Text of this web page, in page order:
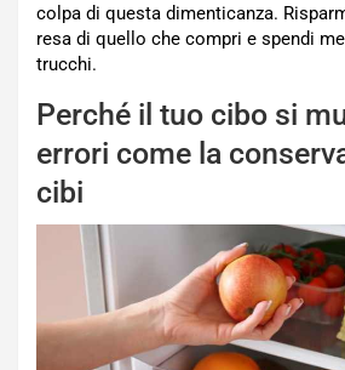
colpa di questa dimenticanza.
resa di quello che compri e spendi
trucchi.
Perché il tuo cibo si
errori come la
cibi